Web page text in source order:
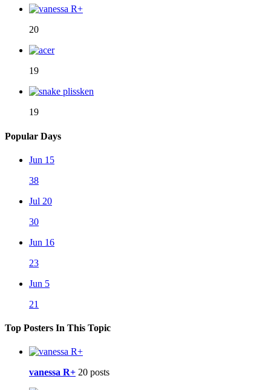
20
19
19
Popular Days
Jun 15
38
Jul 20
30
Jun 16
23
Jun 5
21
Top Posters In This Topic
vanessa R+ 20 posts